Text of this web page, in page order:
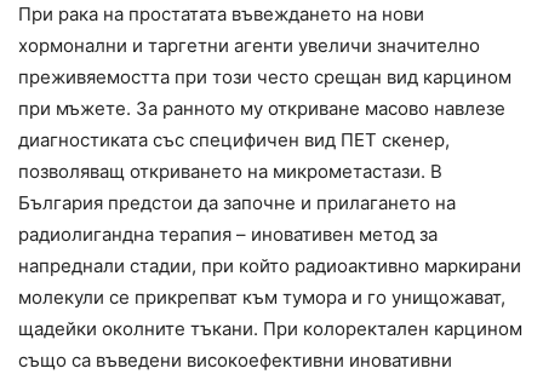
При рака на простатата въвеждането на нови
хормонални и таргетни агенти увеличи значително
преживяемостта при този често срещан вид карцином
при мъжете. За ранното му откриване масово навлезе
диагностиката със специфичен вид ПЕТ скенер,
позволяващ откриването на микрометастази. В
България предстои да започне и прилагането на
радиолигандна терапия – иновативен метод за
напреднали стадии, при който радиоактивно маркирани
молекули се прикрепват към тумора и го унищожават,
щадейки околните тъкани. При колоректален карцином
също са въведени високоефективни иновативни